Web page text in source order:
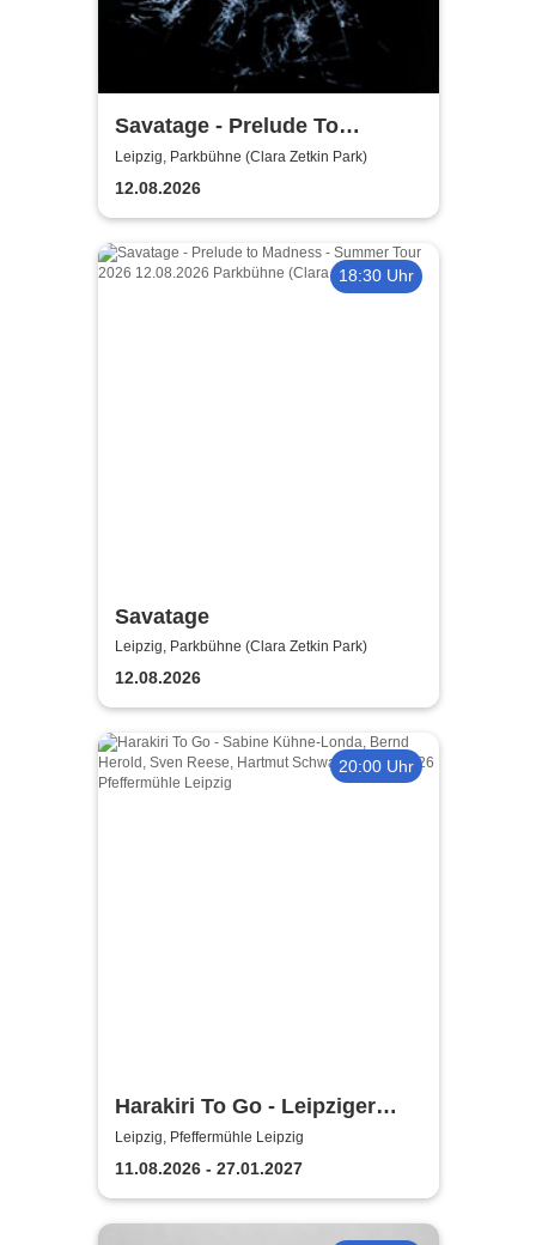
Savatage - Prelude To
Madness - Summer Tour 2026
Leipzig, Parkbühne (Clara Zetkin Park)
12.08.2026
18:30 Uhr
Savatage
Leipzig, Parkbühne (Clara Zetkin Park)
12.08.2026
20:00 Uhr
Harakiri To Go - Leipziger
Pfeffermühle
Leipzig, Pfeffermühle Leipzig
11.08.2026 - 27.01.2027